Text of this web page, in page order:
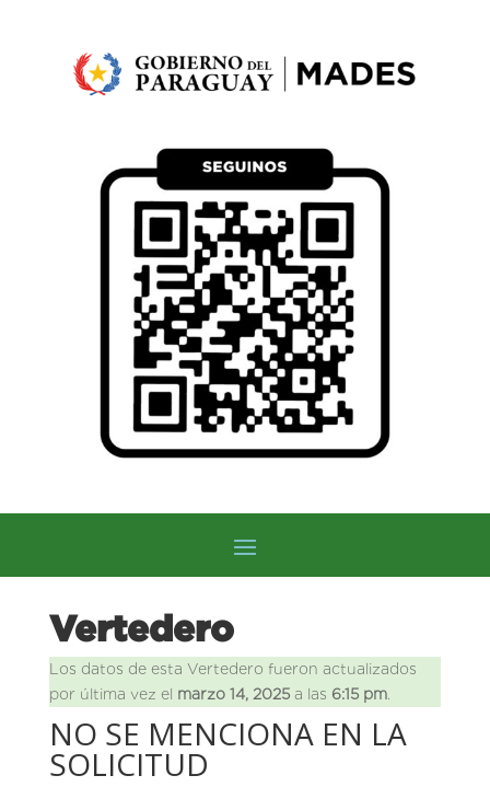
Vertedero
Los datos de esta Vertedero fueron actualizados
por última vez el marzo 14, 2025a las 6:15 pm.
NO SE MENCIONA EN LA
SOLICITUD